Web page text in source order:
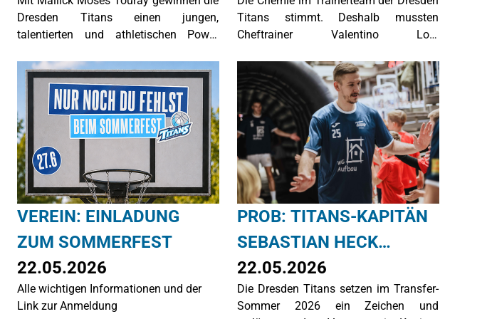
UNTERSCHREIBT BEI
DEN TITANS
Dresden Titans einen jungen,
talentierten und athletischen Power
weiß: Mit SV Haspe 70 krönte sich der
22-Jährige in der Saison 2025/26 zum
Meister der 1. Regionalliga West.
ATHLETIKTRAINER DER
TITANS NÄCHSTE
SAISON WIEDER AM
START
Titans stimmt. Deshalb mussten
Cheftrainer Valentino Lott,
Athletiktrainer Vincent Brux nicht lange
überlegen, Ihre erfolgreiche
Zusammenarbeit auch in der Saison
2026/27 in der BARMER 2. Basketball
Bundesliga ProB fortzusetzen.
VEREIN: EINLADUNG
ZUM SOMMERFEST
22.05.2026
Alle wichtigen Informationen und der
Link zur Anmeldung
PROB: TITANS-KAPITÄN
SEBASTIAN HECK
VERLÄNGERT UM ZWEI
JAHRE
22.05.2026
Die Dresden Titans setzen im Transfer-
Sommer 2026 ein Zeichen und